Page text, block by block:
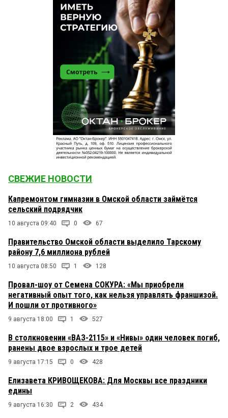
СВЕЖИЕ НОВОСТИ
Капремонтом гимназии в Омской области займётся
сельский подрядчик
10 августа 09:40 0 67
Правительство Омской области выделило Тарскому
району 7,6 миллиона рублей
10 августа 08:50 1 128
Провал-шоу от Семена СОКУРА: «Мы приобрели
негативный опыт того, как нельзя управлять франшизой.
И пошли от противного»
9 августа 18:00 1 527
В столкновении «ВАЗ-2115» и «Нивы» один человек погиб,
ранены двое взрослых и трое детей
9 августа 17:15 0 428
Елизавета КРИВОЩЕКОВА: Для Москвы все праздники
едины
9 августа 16:30 2 434